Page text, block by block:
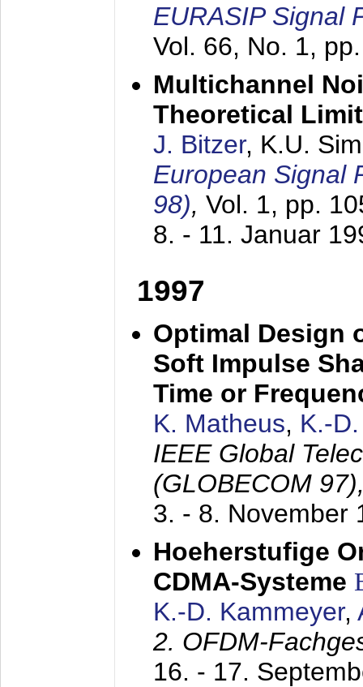
EURASIP Signal
Vol. 66, No. 1,
Multichannel
Theoretical
J. Bitzer, K.U.
European Signal
98), Vol. 1, pp.
8. - 11. Januar
1997
Optimal Design
Soft Impulse
Time or
K. Matheus, K.-
IEEE Global
(GLOBECOM
3. - 8. November
Hoeherstufige
CDMA-Systeme
K.-D. Kammeyer,
2. OFDM-
16. - 17.